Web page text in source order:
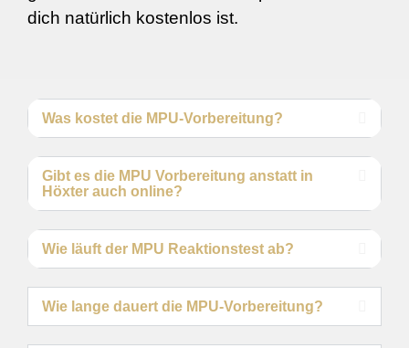
dich natürlich kostenlos ist.
Was kostet die MPU-Vorbereitung?
Gibt es die MPU Vorbereitung anstatt in
Höxter auch online?
Wie läuft der MPU Reaktionstest ab?
Wie lange dauert die MPU-Vorbereitung?